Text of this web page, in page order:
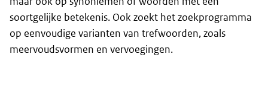
soortgelijke betekenis. Ook zoekt het zoekprogramma
op eenvoudige varianten van trefwoorden, zoals
meervoudsvormen en vervoegingen.